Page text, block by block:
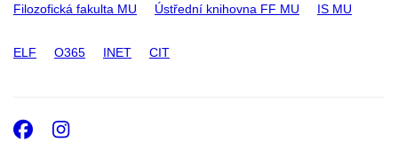
Filozofická fakulta MU Ústřední knihovna FF MU IS MU
ELF O365 INET CIT
Facebook
Instagram